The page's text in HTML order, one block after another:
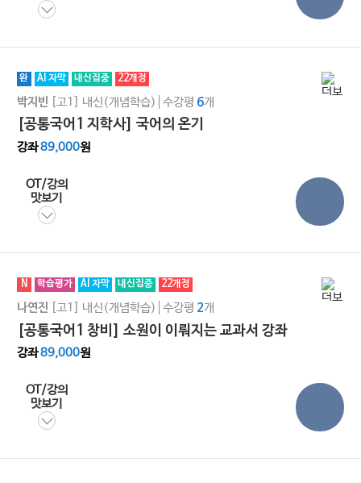
완 AI 자막 내신집중 22개정
박지빈 [고1] 내신(개념학습) 수강평 6개
[공통국어1 지학사] 국어의 온기
강좌89,000원
OT/강의
맛보기
N 학습평가 AI 자막 내신집중 22개정
나연진 [고1] 내신(개념학습) 수강평 2개
[공통국어1 창비] 소원이 이뤄지는 교과서 강좌
강좌89,000원
OT/강의
맛보기